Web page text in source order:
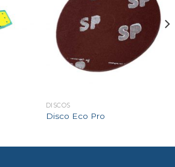
DISCOS
Disco Eco Pro